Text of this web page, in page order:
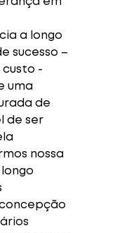
a longo
sucesso –
-
uma
de
de ser
nossa